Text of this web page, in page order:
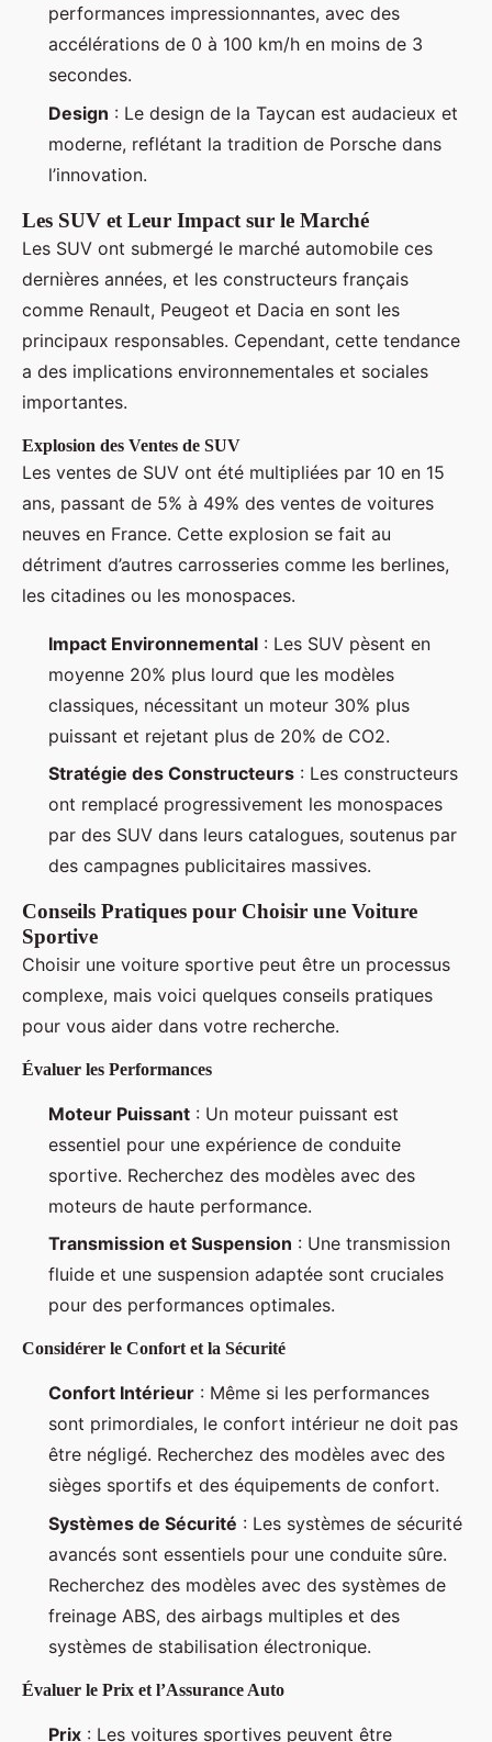
performances impressionnantes, avec des
accélérations de 0 à 100 km/h en moins de 3
secondes.
Design : Le design de la Taycan est audacieux et
moderne, reflétant la tradition de Porsche dans
l’innovation.
Les SUV et Leur Impact sur le Marché
Les SUV ont submergé le marché automobile ces
dernières années, et les constructeurs français
comme Renault, Peugeot et Dacia en sont les
principaux responsables. Cependant, cette tendance
a des implications environnementales et sociales
importantes.
Explosion des Ventes de SUV
Les ventes de SUV ont été multipliées par 10 en 15
ans, passant de 5% à 49% des ventes de voitures
neuves en France. Cette explosion se fait au
détriment d’autres carrosseries comme les berlines,
les citadines ou les monospaces.
Impact Environnemental : Les SUV pèsent en
moyenne 20% plus lourd que les modèles
classiques, nécessitant un moteur 30% plus
puissant et rejetant plus de 20% de CO2.
Stratégie des Constructeurs : Les constructeurs
ont remplacé progressivement les monospaces
par des SUV dans leurs catalogues, soutenus par
des campagnes publicitaires massives.
Conseils Pratiques pour Choisir une Voiture
Sportive
Choisir une voiture sportive peut être un processus
complexe, mais voici quelques conseils pratiques
pour vous aider dans votre recherche.
Évaluer les Performances
Moteur Puissant : Un moteur puissant est
essentiel pour une expérience de conduite
sportive. Recherchez des modèles avec des
moteurs de haute performance.
Transmission et Suspension : Une transmission
fluide et une suspension adaptée sont cruciales
pour des performances optimales.
Considérer le Confort et la Sécurité
Confort Intérieur : Même si les performances
sont primordiales, le confort intérieur ne doit pas
être négligé. Recherchez des modèles avec des
sièges sportifs et des équipements de confort.
Systèmes de Sécurité : Les systèmes de sécurité
avancés sont essentiels pour une conduite sûre.
Recherchez des modèles avec des systèmes de
freinage ABS, des airbags multiples et des
systèmes de stabilisation électronique.
Évaluer le Prix et l’Assurance Auto
Prix : Les voitures sportives peuvent être